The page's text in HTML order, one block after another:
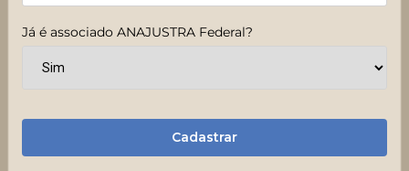
Já é associado ANAJUSTRA Federal?
Cadastrar